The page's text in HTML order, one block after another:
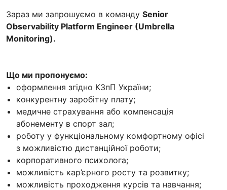
Зараз ми запрошуємо в команду Senior
Observability Platform Engineer (Umbrella
Monitoring).
Що ми пропонуємо:
оформлення згідно КЗпП України;
конкурентну заробітну плату;
медичне страхування або компенсація
абонементу в спорт зал;
роботу у функціональному комфортному офісі
з можливістю дистанційної роботи;
корпоративного психолога;
можливість кар’єрного росту та розвитку;
можливість проходження курсів та навчання;